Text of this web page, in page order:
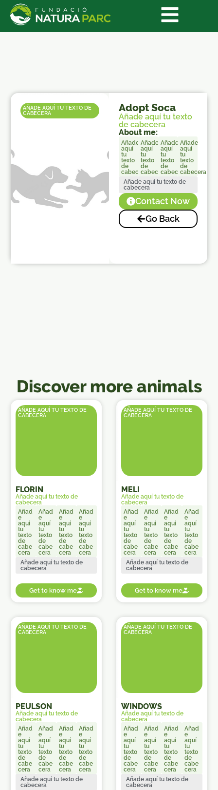
AÑADE AQUÍ TU TEXTO DE
CABECERA
Adopt Soca
Añade aquí tu texto
de cabecera
About me:
Añade
aquí
tu
texto
de
cabecera
Añade
aquí
tu
texto
de
cabecera
Añade
aquí
tu
texto
de
cabecera
Añade
aquí
tu
texto
de
cabecera
Añade aquí tu texto de
cabecera
Contact Now
Go Back
Discover more animals
AÑADE AQUÍ TU TEXTO DE
CABECERA
FLORIN
Añade aquí tu texto de
cabecera
Añad
e
aquí
tu
texto
de
cabe
cera
Añad
e
aquí
tu
texto
de
cabe
cera
Añad
e
aquí
tu
texto
de
cabe
cera
Añad
e
aquí
tu
texto
de
cabe
cera
Añade aquí tu texto de
cabecera
Get to know me
AÑADE AQUÍ TU TEXTO DE
CABECERA
MELI
Añade aquí tu texto de
cabecera
Añad
e
aquí
tu
texto
de
cabe
cera
Añad
e
aquí
tu
texto
de
cabe
cera
Añad
e
aquí
tu
texto
de
cabe
cera
Añad
e
aquí
tu
texto
de
cabe
cera
Añade aquí tu texto de
cabecera
Get to know me
AÑADE AQUÍ TU TEXTO DE
CABECERA
PEULSON
Añade aquí tu texto de
cabecera
Añad
e
aquí
tu
texto
de
cabe
cera
Añad
e
aquí
tu
texto
de
cabe
cera
Añad
e
aquí
tu
texto
de
cabe
cera
Añad
e
aquí
tu
texto
de
cabe
cera
Añade aquí tu texto de
cabecera
AÑADE AQUÍ TU TEXTO DE
CABECERA
WINDOWS
Añade aquí tu texto de
cabecera
Añad
e
aquí
tu
texto
de
cabe
cera
Añad
e
aquí
tu
texto
de
cabe
cera
Añad
e
aquí
tu
texto
de
cabe
cera
Añad
e
aquí
tu
texto
de
cabe
cera
Añade aquí tu texto de
cabecera